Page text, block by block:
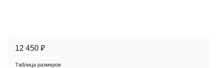
12 450 ₽
Таблица размеров